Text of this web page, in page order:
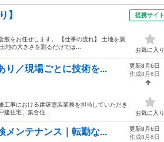
】
をお任せします。 【仕事の流れ】 土地を測
の大きさを測るだけでは...
提携サイト
お気に入り
り／現場ごとに技術を...
工事における建築塗装業務を担当していただき
建住宅、集合住...
更新8月6日
作成8月6日
お気に入り
メンテナンス｜転勤な...
更新8月6日
作成8月6日